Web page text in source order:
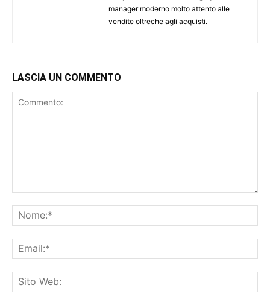
manager moderno molto attento alle
vendite oltreche agli acquisti.
LASCIA UN COMMENTO